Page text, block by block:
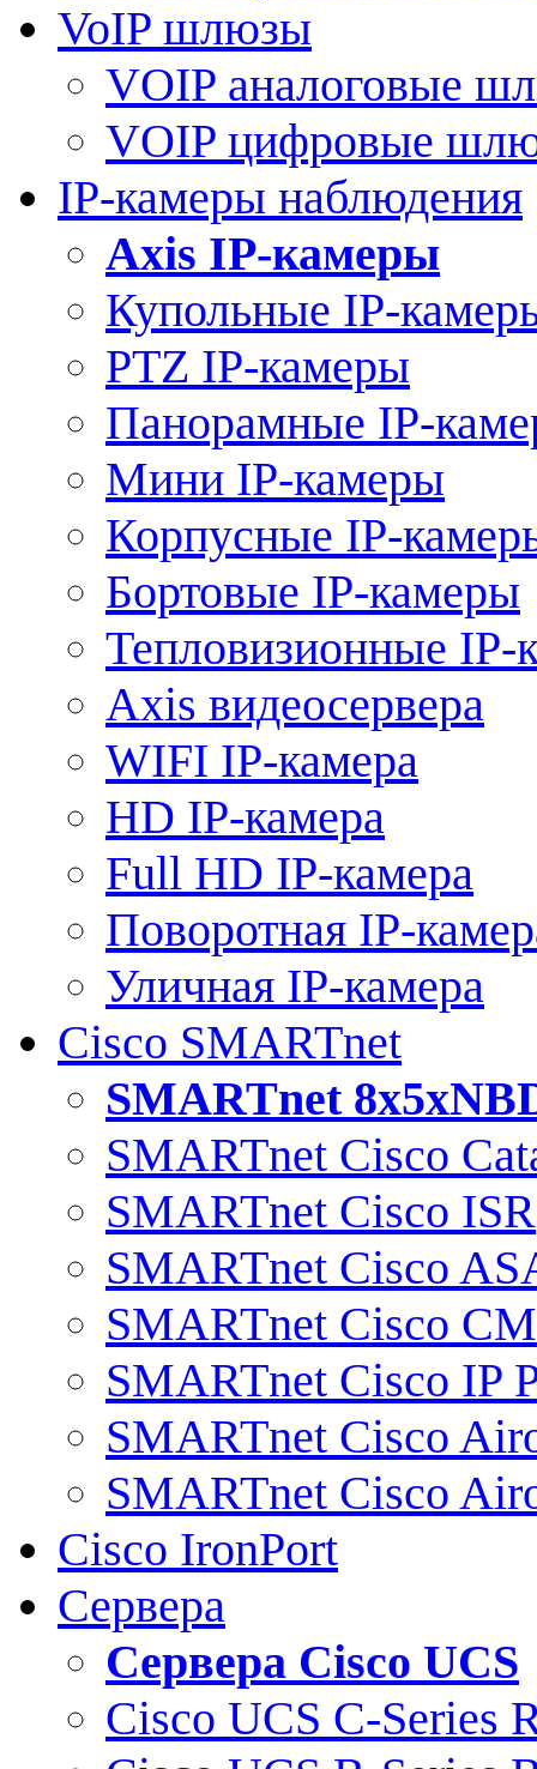
VoIP шлюзы
VOIP аналоговые
VOIP цифровые
IP-камеры наблюдения
Axis IP-камеры
Купольные IP-
PTZ IP-камеры
Панорамные IP-
Мини IP-камеры
Корпусные IP-
Бортовые IP-камеры
Тепловизионные IP-
Axis видеосервера
WIFI IP-камера
HD IP-камера
Full HD IP-камера
Поворотная IP-
Уличная IP-камера
Cisco SMARTnet
SMARTnet
SMARTnet Cisco
SMARTnet Cisco ISR
SMARTnet Cisco
SMARTnet Cisco
SMARTnet Cisco IP
SMARTnet Cisco
SMARTnet Cisco
Cisco IronPort
Сервера
Сервера Cisco UCS
Cisco UCS C-Series